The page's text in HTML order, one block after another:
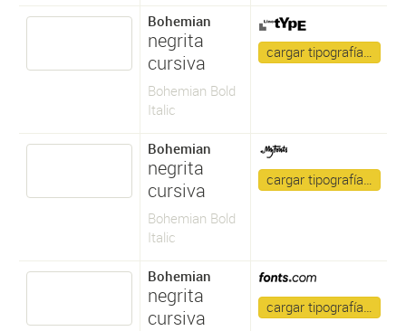
Bohemian
negrita
cursiva
Bohemian Bold
Italic
cargar tipografía…
Bohemian
negrita
cursiva
Bohemian Bold
Italic
cargar tipografía…
Bohemian
negrita
cursiva
cargar tipografía…